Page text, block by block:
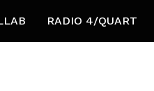
RADIO 4/QUART